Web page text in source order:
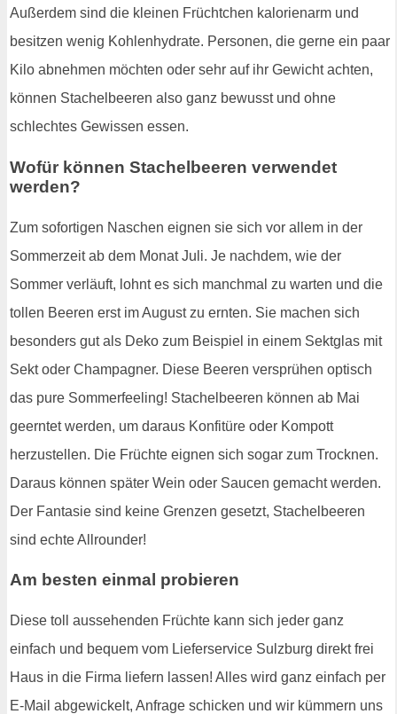
Außerdem sind die kleinen Früchtchen kalorienarm und
besitzen wenig Kohlenhydrate. Personen, die gerne ein paar
Kilo abnehmen möchten oder sehr auf ihr Gewicht achten,
können Stachelbeeren also ganz bewusst und ohne
schlechtes Gewissen essen.
Wofür können Stachelbeeren verwendet
werden?
Zum sofortigen Naschen eignen sie sich vor allem in der
Sommerzeit ab dem Monat Juli. Je nachdem, wie der
Sommer verläuft, lohnt es sich manchmal zu warten und die
tollen Beeren erst im August zu ernten. Sie machen sich
besonders gut als Deko zum Beispiel in einem Sektglas mit
Sekt oder Champagner. Diese Beeren versprühen optisch
das pure Sommerfeeling! Stachelbeeren können ab Mai
geerntet werden, um daraus Konfitüre oder Kompott
herzustellen. Die Früchte eignen sich sogar zum Trocknen.
Daraus können später Wein oder Saucen gemacht werden.
Der Fantasie sind keine Grenzen gesetzt, Stachelbeeren
sind echte Allrounder!
Am besten einmal probieren
Diese toll aussehenden Früchte kann sich jeder ganz
einfach und bequem vom Lieferservice Sulzburg direkt frei
Haus in die Firma liefern lassen! Alles wird ganz einfach per
E-Mail abgewickelt, Anfrage schicken und wir kümmern uns